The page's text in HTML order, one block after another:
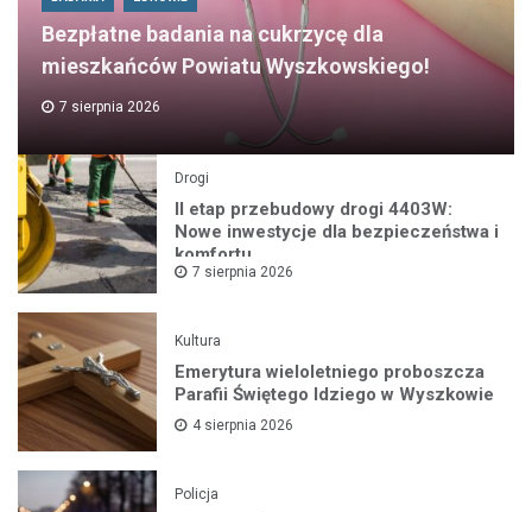
Bezpłatne badania na cukrzycę dla
mieszkańców Powiatu Wyszkowskiego!
7 sierpnia 2026
Drogi
II etap przebudowy drogi 4403W:
Nowe inwestycje dla bezpieczeństwa i
komfortu
7 sierpnia 2026
Kultura
Emerytura wieloletniego proboszcza
Parafii Świętego Idziego w Wyszkowie
4 sierpnia 2026
Policja